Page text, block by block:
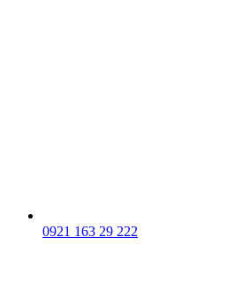
0921 163 29 222